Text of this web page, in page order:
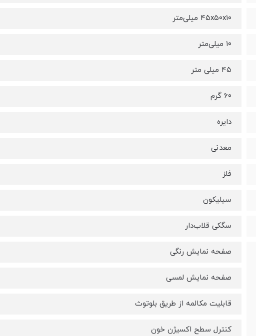
۴۵x۵۰x۱۰ میلی‌متر
۱۰ میلی‌متر
۴۵ میلی متر
۶۰ گرم
دایره
معدنی
فلز
سیلیکون
سگکی قلاب‌دار
صفحه نمایش رنگی
صفحه نمایش لمسی
قابلیت مکالمه از طریق بلوتوث
کنترل سطح اکسیژن خون